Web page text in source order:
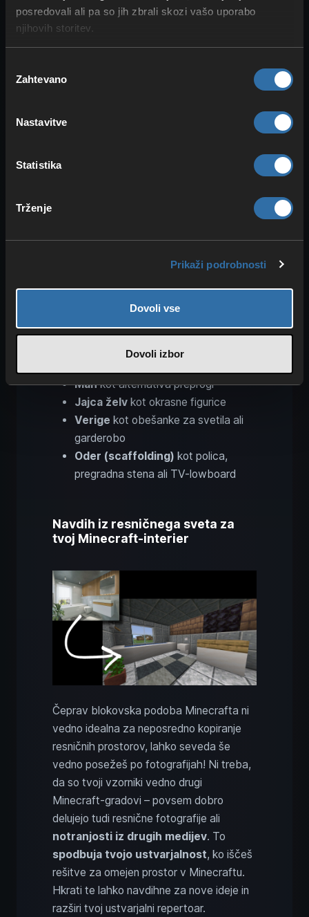
posredovali ali pa so jih zbrali skozi vašo uporabo
njihovih storitev.
soglasja
Zahtevano
Nastavitve
Statistika
Trženje
Prikaži podrobnosti
Dovoli vse
Dovoli izbor
moraš včasih razmišljati izven okvirjev, da
za
vseh vrst kot police,
Morske kumarekot kozarci ali
Čebelnjakkot polica ali predalnik
Tlačne plošče kot kuhalna plošča v
Mahkot alternativa preprogi
Jajca želv kot okrasne figurice
Verige kot obešanke za svetila ali
garderobo
Oder (scaffolding) kot polica,
pregradna stena ali TV-lowboard
Navdih iz resničnega sveta za
tvoj Minecraft-interier
Čeprav blokovska podoba Minecrafta ni
vedno idealna za neposredno kopiranje
resničnih prostorov, lahko seveda še
vedno posežeš po fotografijah! Ni treba,
da so tvoji vzorniki vedno drugi
Minecraft-gradovi – povsem dobro
delujejo tudi resnične fotografije ali
notranjosti iz drugih medijev. To
spodbuja tvojo ustvarjalnost, ko iščeš
rešitve za omejen prostor v Minecraftu.
Hkrati te lahko navdihne za nove ideje in
razširi tvoj ustvarjalni repertoar.